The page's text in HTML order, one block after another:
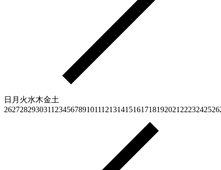
日 月 火水木金土
2627282930311 23456789101112131415161718192021 2223242526